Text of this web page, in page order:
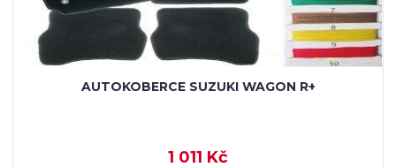
AUTOKOBERCE SUZUKI WAGON R+
1 011 Kč